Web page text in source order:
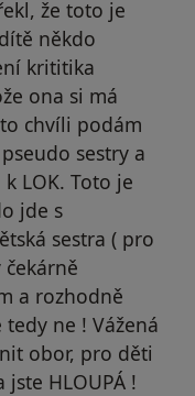
že toto je
někdo
krititika
ona si má
chvíli podám
sestry a
LOK. Toto je
jde s
sestra ( pro
a rozhodně
ne ! Vážená
obor, pro děti
HLOUPÁ !